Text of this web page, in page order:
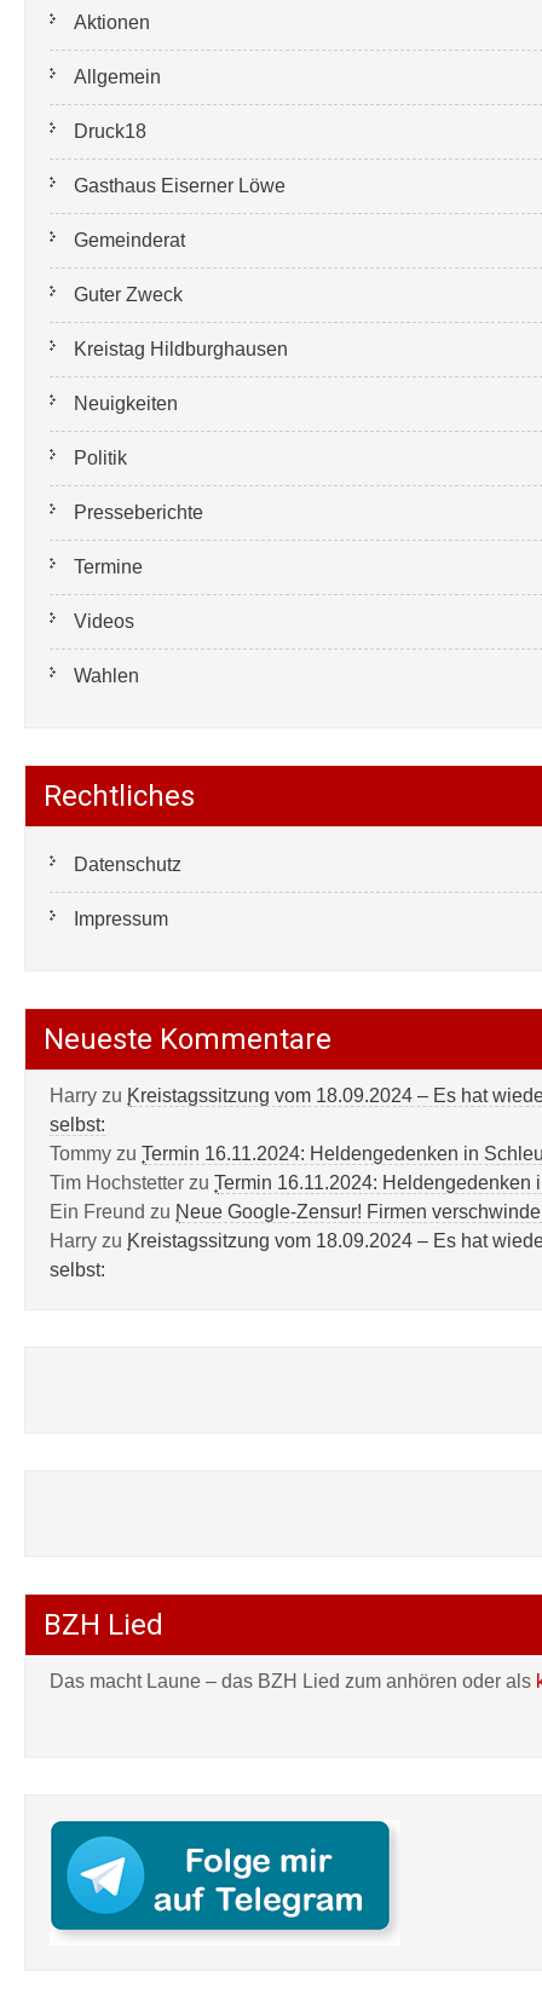
Aktionen
Allgemein
Druck18
Gasthaus Eiserner Löwe
Gemeinderat
Guter Zweck
Kreistag Hildburghausen
Neuigkeiten
Politik
Presseberichte
Termine
Videos
Wahlen
Rechtliches
Datenschutz
Impressum
Neueste Kommentare
Harry zu Kreistagssitzung vom 18.09.2024 – Es hat
selbst:
Tommy zu Termin 16.11.2024: Heldengedenken in
Tim Hochstetter zu Termin 16.11.2024: Heldengedenken
Ein Freund zu Neue Google-Zensur! Firmen
Harry zu Kreistagssitzung vom 18.09.2024 – Es hat
selbst:
BZH Lied
Das macht Laune – das BZH Lied zum anhören oder als